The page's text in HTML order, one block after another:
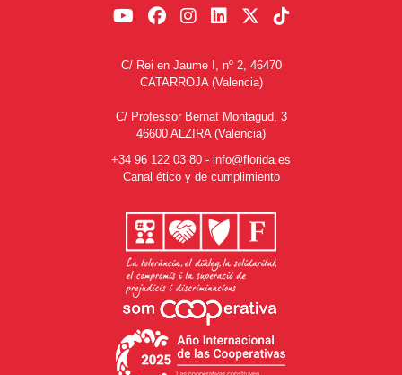
C/ Rei en Jaume I, nº 2, 46470
CATARROJA (Valencia)
C/ Professor Bernat Montagud, 3
46600 ALZIRA (Valencia)
+34 96 122 03 80 - info@florida.es
Canal ético y de cumplimiento